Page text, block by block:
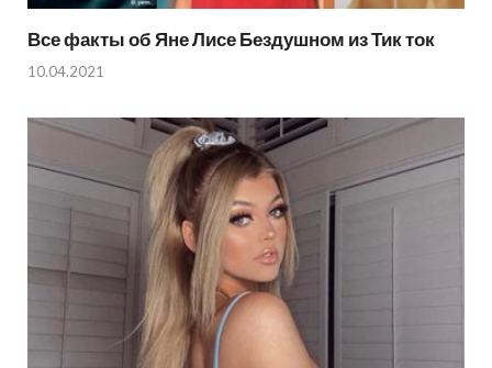
Все факты об Яне Лисе Бездушном из Тик ток
10.04.2021